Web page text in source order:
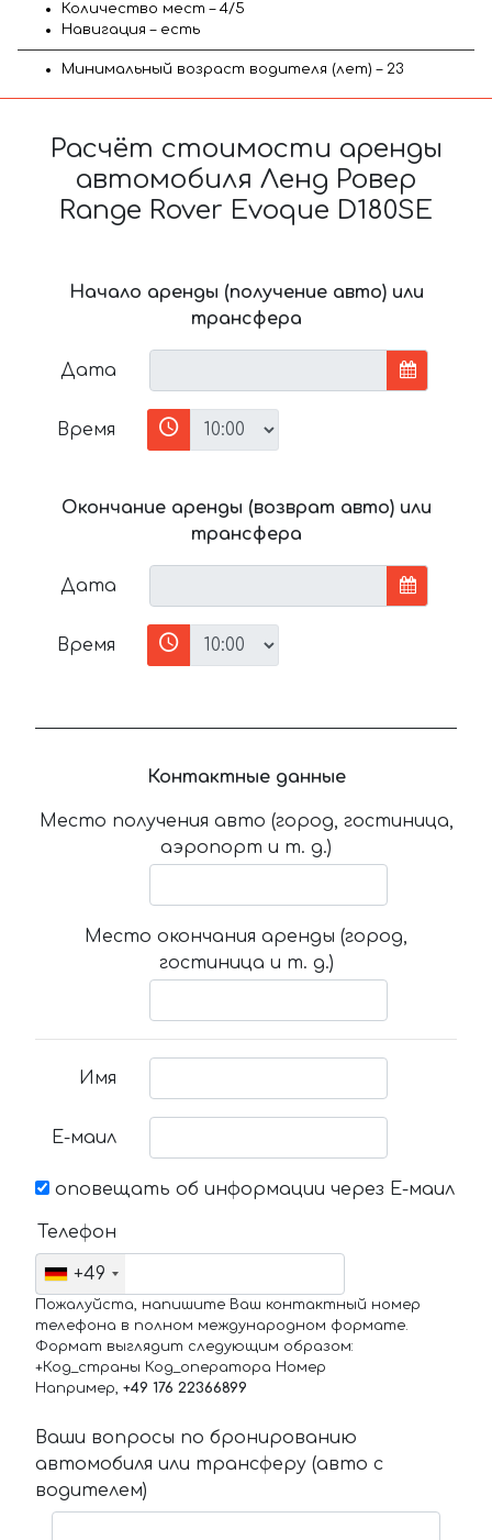
Количество мест – 4/5
Навигация – есть
Минимальный возраст водителя (лет) – 23
Расчёт стоимости аренды
автомобиля Ленд Ровер
Range Rover Evoque D180SE
Начало аренды (получение авто) или
трансфера
Дата
Время
Окончание аренды (возврат авто) или
трансфера
Дата
Время
Контактные данные
Место получения авто (город, гостиница,
аэропорт и т. д.)
Место окончания аренды (город,
гостиница и т. д.)
Имя
Е-маил
оповещать об информации через Е-маил
Телефон
+49
Пожалуйста, напишите Ваш контактный номер
телефона в полном международном формате.
Формат выглядит следующим образом:
+Код_страны Код_оператора Номер
Например, +49 176 22366899
Ваши вопросы по бронированию
автомобиля или трансферу (авто с
водителем)